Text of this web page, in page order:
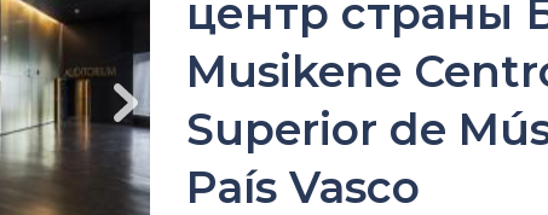
центр страны
Musikene
Superior de
País Vasco